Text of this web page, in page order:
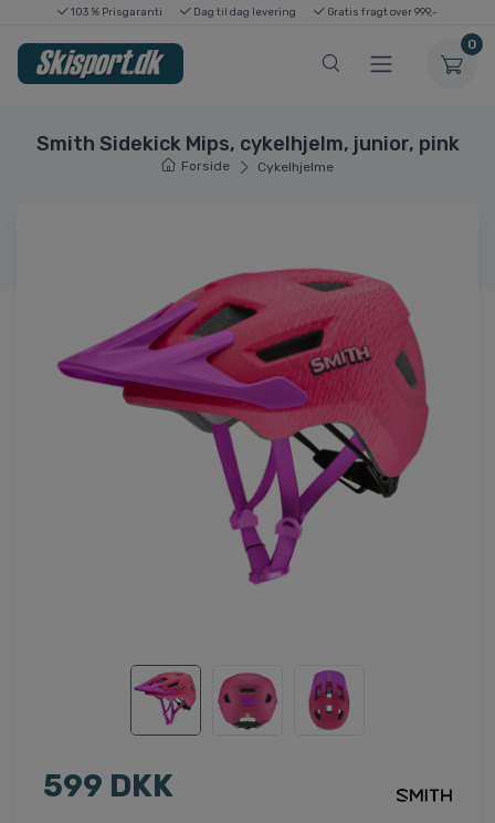
103 % Prisgaranti Dag til dag levering Gratis fragt over 999,-
0
Smith Sidekick Mips, cykelhjelm, junior, pink
Forside Cykelhjelme
599 DKK